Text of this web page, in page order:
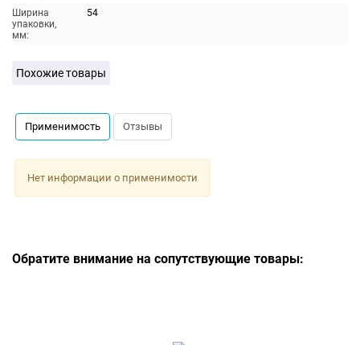
Ширина
упаковки,
мм:
54
Похожие товары
Применимость Отзывы
Нет информации о применимости
Обратите внимание на сопутствующие товары: